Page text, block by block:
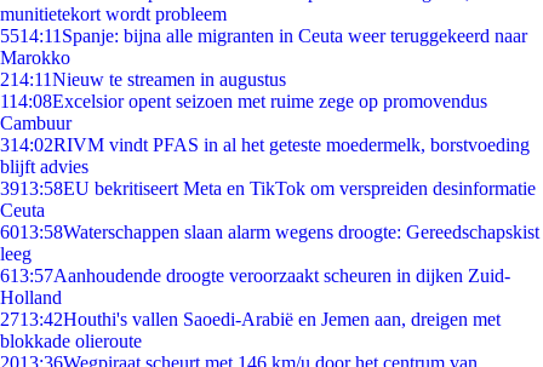
munitietekort wordt probleem
5514:11 Spanje: bijna alle migranten in Ceuta weer teruggekeerd naar
Marokko
214:11Nieuw te streamen in augustus
114:08Excelsior opent seizoen met ruime zege op promovendus
Cambuur
314:02RIVM vindt PFAS in al het geteste moedermelk, borstvoeding
blijft advies
3913:58EU bekritiseert Meta en TikTok om verspreiden desinformatie
Ceuta
6013:58Waterschappen slaan alarm wegens droogte: Gereedschapskist
leeg
613:57Aanhoudende droogte veroorzaakt scheuren in dijken Zuid-
Holland
2713:42Houthi's vallen Saoedi-Arabië en Jemen aan, dreigen met
blokkade olieroute
2013:36Wegpiraat scheurt met 146 km/u door het centrum van